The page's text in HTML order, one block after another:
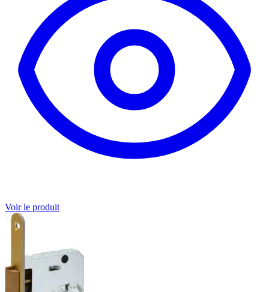
Voir le produit